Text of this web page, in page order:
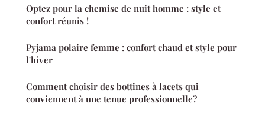
Optez pour la chemise de nuit homme : style et
confort réunis !
Pyjama polaire femme : confort chaud et style pour
l'hiver
Comment choisir des bottines à lacets qui
conviennent à une tenue professionnelle?